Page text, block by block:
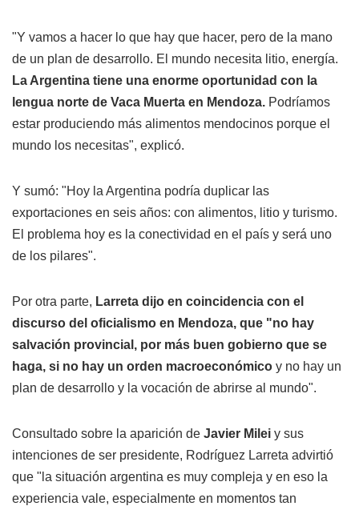
"Y vamos a hacer lo que hay que hacer, pero de la mano
de un plan de desarrollo. El mundo necesita litio, energía.
La Argentina tiene una enorme oportunidad con la
lengua norte de Vaca Muerta en Mendoza. Podríamos
estar produciendo más alimentos mendocinos porque el
mundo los necesitas", explicó.
Y sumó: "Hoy la Argentina podría duplicar las
exportaciones en seis años: con alimentos, litio y turismo.
El problema hoy es la conectividad en el país y será uno
de los pilares".
Por otra parte, Larreta dijo en coincidencia con el
discurso del oficialismo en Mendoza, que "no hay
salvación provincial, por más buen gobierno que se
haga, si no hay un orden macroeconómico y no hay un
plan de desarrollo y la vocación de abrirse al mundo".
Consultado sobre la aparición de Javier Milei y sus
intenciones de ser presidente, Rodríguez Larreta advirtió
que "la situación argentina es muy compleja y en eso la
experiencia vale, especialmente en momentos tan